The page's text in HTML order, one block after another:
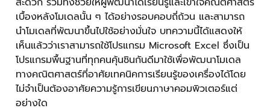
เบื้องหลังโมเดลนั้น ๆ ได้อย่างรอบคอบถี่ถ้วน และสามารถ
นำโมเดลที่พัฒนาขึ้นไปใช้อย่างมั่นใจ บทความนี้ได้แสดงให้
เห็นแล้วว่าเราสามารถใช้โปรแกรม Microsoft Excel ซึ่งเป็น
โปรแกรมพื้นฐานที่ทุกคนคุ้นชินกันดีมาใช้เพื่อพัฒนาโมเดล
ทางคณิตศาสตร์ที่อาศัยเทคนิคการเรียนรู้ของเครื่องได้โดย
ไม่จำเป็นต้องอาศัยความรู้การเขียนภาษาคอมพิวเตอร์แต่
อย่างใด